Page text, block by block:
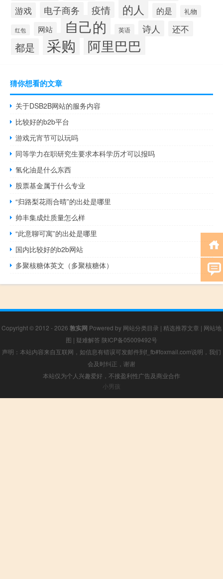
游戏 电子商务 疫情 的人 的是 礼物
红包 网站 自己的 英语 诗人 还不
都是 采购 阿里巴巴
猜你想看的文章
关于DSB2B网站的服务内容
比较好的b2b平台
游戏元宵节可以玩吗
同等学力在职研究生要求本科学历才可以报吗
氢化油是什么东西
股票基金属于什么专业
“归路梨花雨合晴”的出处是哪里
帅丰集成灶质量怎么样
“此意聊可寓”的出处是哪里
国内比较好的b2b网站
多聚核糖体英文（多聚核糖体）
Copyright © 2012 - 2026 敦实网 Powered by 网站分类目录 | 精选推荐文章 | 网站地
图 | 疑难解答 陕ICP备05009492号
声明：本站内容来自互联网，如信息有错误可发邮件到f_fb#foxmail.com说明，我们
会及时纠正，谢谢
本站仅为个人兴趣爱好，不接盈利性广告及商业合作
小男孩